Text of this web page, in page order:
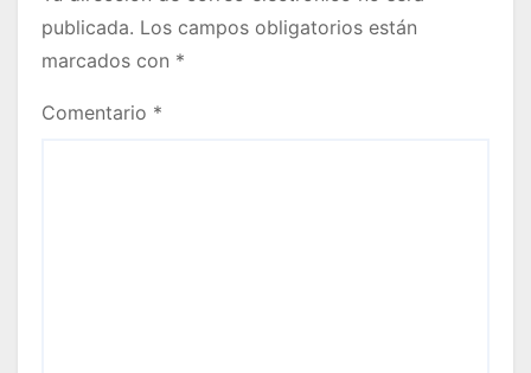
publicada. Los campos obligatorios están
marcados con *
Comentario *